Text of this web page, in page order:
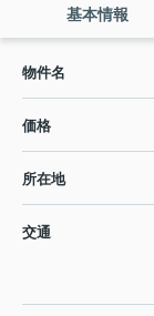
基本情報
物件名
価格
所在地
交通